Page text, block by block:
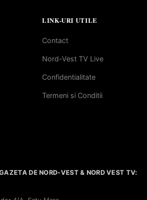
LINK-URI UTILE
Contact
Nord-Vest TV Live
Confidentialitate
Termeni si Conditii
DE NORD-VEST & NORD VEST TV: